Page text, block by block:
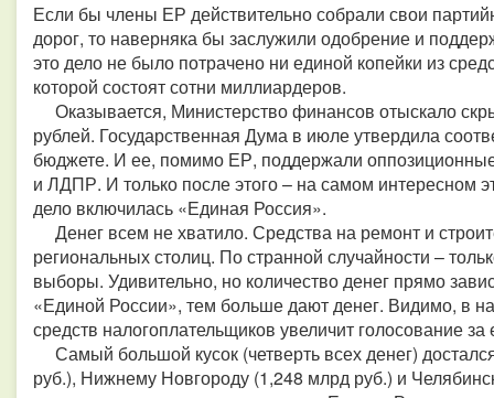
Если бы члены ЕР действительно собрали свои
дорог, то наверняка бы заслужили одобрение и
это дело не было потрачено ни единой копейки из
которой состоят сотни миллиардеров.
Оказывается, Министерство финансов отыскало
рублей. Государственная Дума в июле утвердила
бюджете. И ее, помимо ЕР, поддержали
и ЛДПР. И только после этого – на самом интересном
дело включилась «Единая Россия».
Денег всем не хватило. Средства на ремонт и
региональных столиц. По странной случайности –
выборы. Удивительно, но количество денег прямо
«Единой России», тем больше дают денег. Видимо, в
средств налогоплательщиков увеличит голосование
Самый большой кусок (четверть всех денег)
руб.), Нижнему Новгороду (1,248 млрд руб.) и